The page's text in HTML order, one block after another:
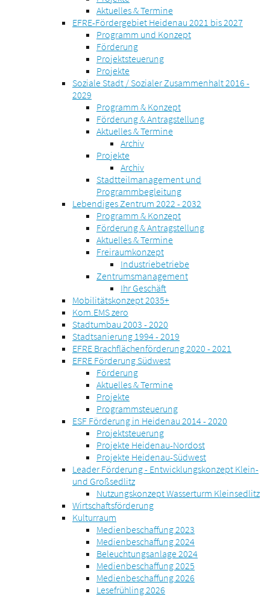
Aktuelles & Termine
EFRE-Fördergebiet Heidenau 2021 bis 2027
Programm und Konzept
Förderung
Projektsteuerung
Projekte
Soziale Stadt / Sozialer Zusammenhalt 2016 -
2029
Programm & Konzept
Förderung & Antragstellung
Aktuelles & Termine
Archiv
Projekte
Archiv
Stadtteilmanagement und
Programmbegleitung
Lebendiges Zentrum 2022 - 2032
Programm & Konzept
Förderung & Antragstellung
Aktuelles & Termine
Freiraumkonzept
Industriebetriebe
Zentrumsmanagement
Ihr Geschäft
Mobilitätskonzept 2035+
Kom.EMS zero
Stadtumbau 2003 - 2020
Stadtsanierung 1994 - 2019
EFRE Brachflächenförderung 2020 - 2021
EFRE Förderung Südwest
Förderung
Aktuelles & Termine
Projekte
Programmsteuerung
ESF Förderung in Heidenau 2014 - 2020
Projektsteuerung
Projekte Heidenau-Nordost
Projekte Heidenau-Südwest
Leader Förderung - Entwicklungskonzept Klein-
und Großsedlitz
Nutzungskonzept Wasserturm Kleinsedlitz
Wirtschaftsförderung
Kulturraum
Medienbeschaffung 2023
Medienbeschaffung 2024
Beleuchtungsanlage 2024
Medienbeschaffung 2025
Medienbeschaffung 2026
Lesefrühling 2026